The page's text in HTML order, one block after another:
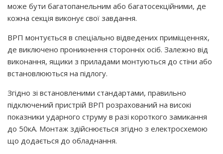
може бути багатопанельним або багатосекційними, де
кожна секція виконує свої завдання.
ВРП монтується в спеціально відведених приміщеннях,
де виключено проникнення сторонніх осіб. Залежно від
виконання, ящики з приладами монтуються до стіни або
встановлюються на підлогу.
Згідно зі встановленими стандартами, правильно
підключений пристрій ВРП розрахований на високі
показники ударного струму в разі короткого замикання
до 50кА. Монтаж здійснюється згідно з електросхемою
що додається до обладнання.